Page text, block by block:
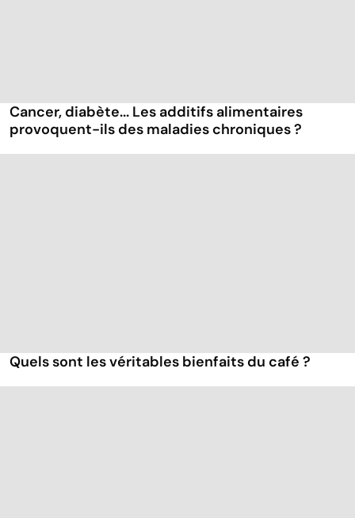
Cancer, diabète... Les additifs alimentaires
provoquent-ils des maladies chroniques ?
Quels sont les véritables bienfaits du café ?